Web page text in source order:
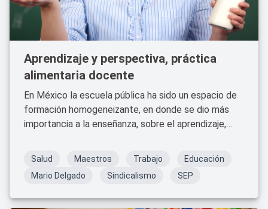
Aprendizaje y perspectiva, práctica
alimentaria docente
En México la escuela pública ha sido un espacio de
formación homogeneizante, en donde se dio más
importancia a la enseñanza, sobre el aprendizaje,
iguales y únicas para desiguales.
Salud Maestros Trabajo
Educación
Mario Delgado
Sindicalismo SEP